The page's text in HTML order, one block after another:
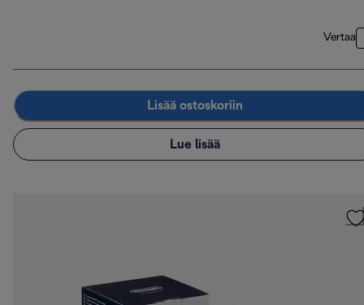
Vertaa
Lisää ostoskoriin
Lue lisää